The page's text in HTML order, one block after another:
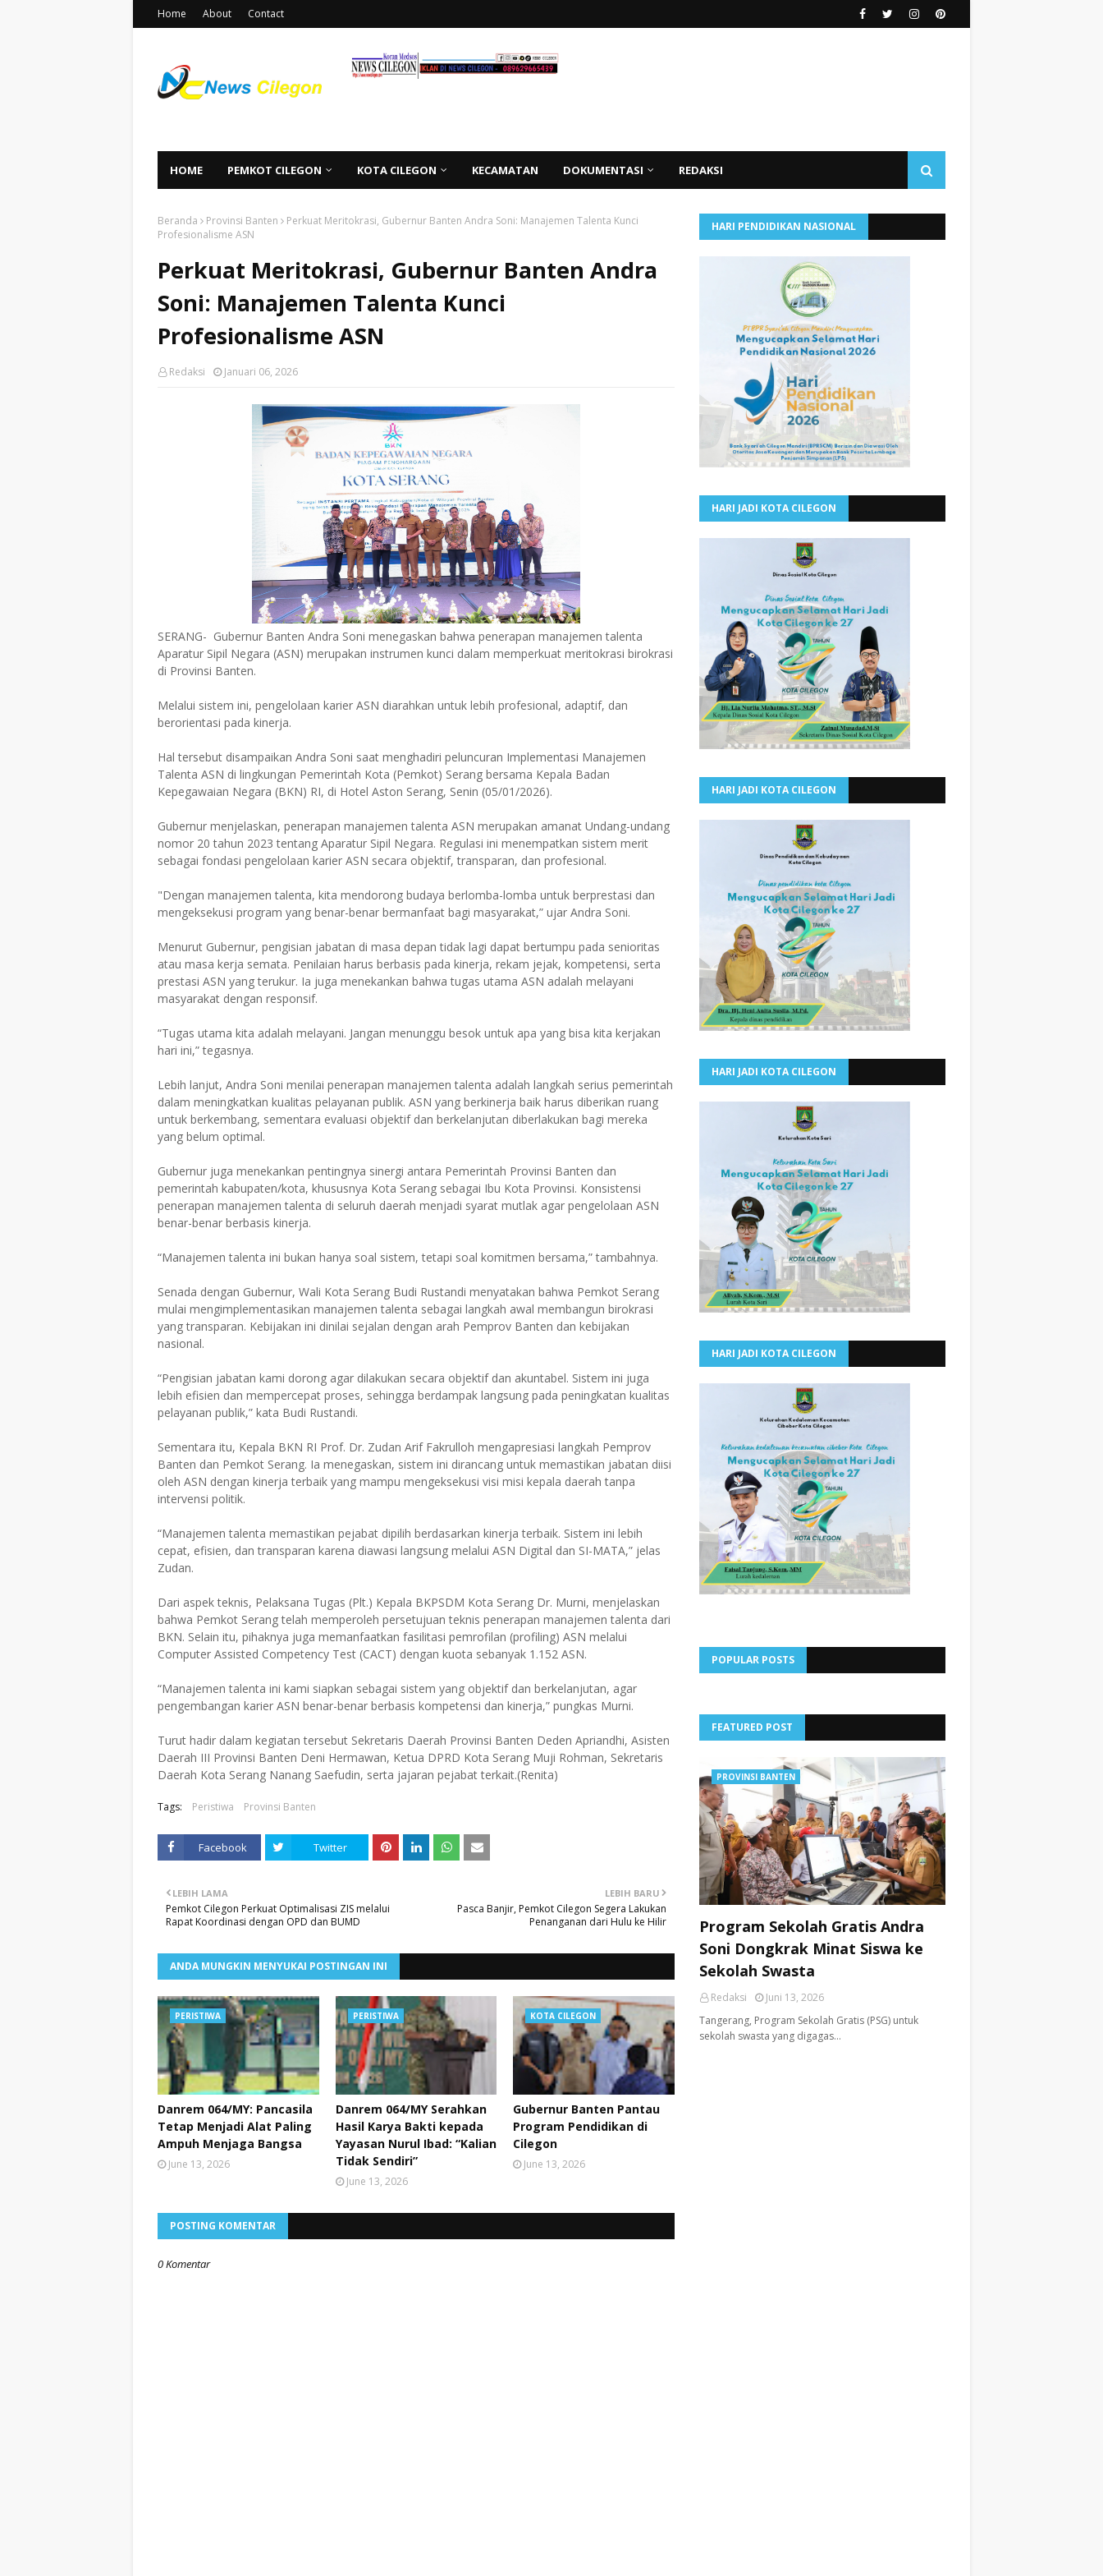
Home About Contact
HOME PEMKOT CILEGON KOTA CILEGON KECAMATAN DOKUMENTASI REDAKSI
Beranda Provinsi Banten
Perkuat Meritokrasi, Gubernur Banten Andra Soni: Manajemen Talenta Kunci
Profesionalisme ASN
Perkuat Meritokrasi, Gubernur Banten Andra
Soni: Manajemen Talenta Kunci
Profesionalisme ASN
Redaksi Januari 06, 2026
SERANG- ​Gubernur Banten Andra Soni menegaskan bahwa penerapan manajemen talenta
Aparatur Sipil Negara (ASN) merupakan instrumen kunci dalam memperkuat meritokrasi birokrasi
di Provinsi Banten.
Melalui sistem ini, pengelolaan karier ASN diarahkan untuk lebih profesional, adaptif, dan
berorientasi pada kinerja.
​Hal tersebut disampaikan Andra Soni saat menghadiri peluncuran Implementasi Manajemen
Talenta ASN di lingkungan Pemerintah Kota (Pemkot) Serang bersama Kepala Badan
Kepegawaian Negara (BKN) RI, di Hotel Aston Serang, Senin (05/01/2026).
​Gubernur menjelaskan, penerapan manajemen talenta ASN merupakan amanat Undang-undang
nomor 20 tahun 2023 tentang Aparatur Sipil Negara. Regulasi ini menempatkan sistem merit
sebagai fondasi pengelolaan karier ASN secara objektif, transparan, dan profesional.
​"Dengan manajemen talenta, kita mendorong budaya berlomba-lomba untuk berprestasi dan
mengeksekusi program yang benar-benar bermanfaat bagi masyarakat,” ujar Andra Soni.
​Menurut Gubernur, pengisian jabatan di masa depan tidak lagi dapat bertumpu pada senioritas
atau masa kerja semata. Penilaian harus berbasis pada kinerja, rekam jejak, kompetensi, serta
prestasi ASN yang terukur. Ia juga menekankan bahwa tugas utama ASN adalah melayani
masyarakat dengan responsif.
​“Tugas utama kita adalah melayani. Jangan menunggu besok untuk apa yang bisa kita kerjakan
hari ini,” tegasnya.
​Lebih lanjut, Andra Soni menilai penerapan manajemen talenta adalah langkah serius pemerintah
dalam meningkatkan kualitas pelayanan publik. ASN yang berkinerja baik harus diberikan ruang
untuk berkembang, sementara evaluasi objektif dan berkelanjutan diberlakukan bagi mereka
yang belum optimal.
​Gubernur juga menekankan pentingnya sinergi antara Pemerintah Provinsi Banten dan
pemerintah kabupaten/kota, khususnya Kota Serang sebagai Ibu Kota Provinsi. Konsistensi
penerapan manajemen talenta di seluruh daerah menjadi syarat mutlak agar pengelolaan ASN
benar-benar berbasis kinerja.
​“Manajemen talenta ini bukan hanya soal sistem, tetapi soal komitmen bersama,” tambahnya.
​Senada dengan Gubernur, Wali Kota Serang Budi Rustandi menyatakan bahwa Pemkot Serang
mulai mengimplementasikan manajemen talenta sebagai langkah awal membangun birokrasi
yang transparan. Kebijakan ini dinilai sejalan dengan arah Pemprov Banten dan kebijakan
nasional.
​“Pengisian jabatan kami dorong agar dilakukan secara objektif dan akuntabel. Sistem ini juga
lebih efisien dan mempercepat proses, sehingga berdampak langsung pada peningkatan kualitas
pelayanan publik,” kata Budi Rustandi.
​Sementara itu, Kepala BKN RI Prof. Dr. Zudan Arif Fakrulloh mengapresiasi langkah Pemprov
Banten dan Pemkot Serang. Ia menegaskan, sistem ini dirancang untuk memastikan jabatan diisi
oleh ASN dengan kinerja terbaik yang mampu mengeksekusi visi misi kepala daerah tanpa
intervensi politik.
​“Manajemen talenta memastikan pejabat dipilih berdasarkan kinerja terbaik. Sistem ini lebih
cepat, efisien, dan transparan karena diawasi langsung melalui ASN Digital dan SI-MATA,” jelas
Zudan.
​Dari aspek teknis, Pelaksana Tugas (Plt.) Kepala BKPSDM Kota Serang Dr. Murni, menjelaskan
bahwa Pemkot Serang telah memperoleh persetujuan teknis penerapan manajemen talenta dari
BKN. Selain itu, pihaknya juga memanfaatkan fasilitasi pemrofilan (profiling) ASN melalui
Computer Assisted Competency Test (CACT) dengan kuota sebanyak 1.152 ASN.
​“Manajemen talenta ini kami siapkan sebagai sistem yang objektif dan berkelanjutan, agar
pengembangan karier ASN benar-benar berbasis kompetensi dan kinerja,” pungkas Murni.
​Turut hadir dalam kegiatan tersebut Sekretaris Daerah Provinsi Banten Deden Apriandhi, Asisten
Daerah III Provinsi Banten Deni Hermawan, Ketua DPRD Kota Serang Muji Rohman, Sekretaris
Daerah Kota Serang Nanang Saefudin, serta jajaran pejabat terkait.(Renita)
Tags: Peristiwa Provinsi Banten
Facebook Twitter
LEBIH BARU
Pasca Banjir, Pemkot Cilegon Segera Lakukan
Penanganan dari Hulu ke Hilir
LEBIH LAMA
Pemkot Cilegon Perkuat Optimalisasi ZIS melalui
Rapat Koordinasi dengan OPD dan BUMD
ANDA MUNGKIN MENYUKAI POSTINGAN INI
PERISTIWA
Danrem 064/MY: Pancasila
Tetap Menjadi Alat Paling
Ampuh Menjaga Bangsa
June 13, 2026
PERISTIWA
Danrem 064/MY Serahkan
Hasil Karya Bakti kepada
Yayasan Nurul Ibad: “Kalian
Tidak Sendiri”
June 13, 2026
KOTA CILEGON
Gubernur Banten Pantau
Program Pendidikan di
Cilegon
June 13, 2026
POSTING KOMENTAR
0 Komentar
HARI PENDIDIKAN NASIONAL
HARI JADI KOTA CILEGON
HARI JADI KOTA CILEGON
HARI JADI KOTA CILEGON
HARI JADI KOTA CILEGON
POPULAR POSTS
FEATURED POST
PROVINSI BANTEN
Program Sekolah Gratis Andra
Soni Dongkrak Minat Siswa ke
Sekolah Swasta
Redaksi
Juni 13, 2026
Tangerang, ​Program Sekolah Gratis (PSG) untuk
sekolah swasta yang digagas…